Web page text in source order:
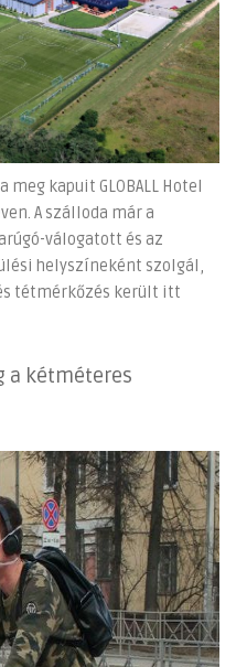
meg kapuit GLOBALL Hotel
A szálloda már a
válogatott és az
helyszíneként szolgál,
tétmérkőzés került itt
a kétméteres